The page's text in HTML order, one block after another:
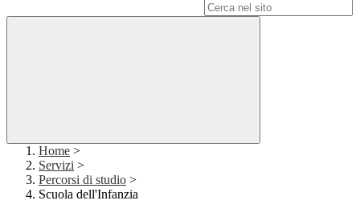
Home >
Servizi >
Percorsi di studio >
Scuola dell'Infanzia